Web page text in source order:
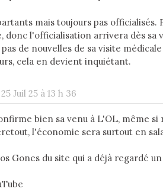
mais toujours pas
donc l'officialisation arrivera dès sa
de nouvelles de sa visite
cela en devient inquiétant.
Juil 25 à 13 h 36
bien sa venu à L'OL, même si
l'économie sera surtout en
Gones du site qui a déjà regardé